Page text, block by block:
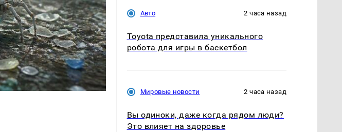
Авто 2 часа назад
Toyota представила уникального
робота для игры в баскетбол
Мировые новости 2 часа назад
Вы одиноки, даже когда рядом люди?
Это влияет на здоровье